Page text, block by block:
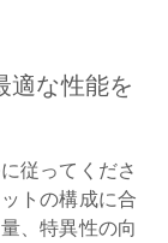
適な性能を
従ってくださ
トの構成に合
、特異性の向